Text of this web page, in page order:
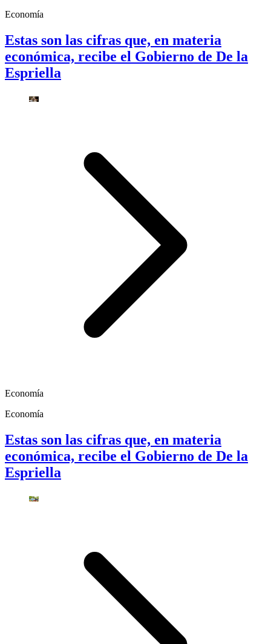
Economía
Estas son las cifras que, en materia
económica, recibe el Gobierno de De la
Espriella
Economía
Economía
Estas son las cifras que, en materia
económica, recibe el Gobierno de De la
Espriella